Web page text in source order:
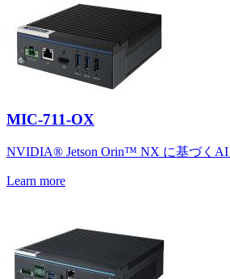
MIC-711-OX
NVIDIA® Jetson Orin™ NX に基づくAI
Learn more